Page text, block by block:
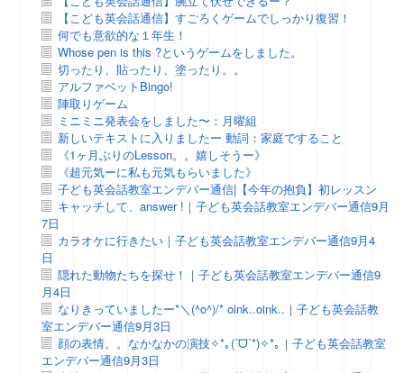
【こども英会話通信】すごろくゲームでしっかり復習！
何でも意欲的な１年生！
Whose pen is this ?というゲームをしました。
切ったり、貼ったり、塗ったり。。
アルファベットBingo!
陣取りゲーム
ミニミニ発表会をしました〜：月曜組
新しいテキストに入りましたー 動詞：家庭ですること
《1ヶ月ぶりのLesson。。嬉しそうー》
《超元気ーに私も元気もらいました》
子ども英会話教室エンデバー通信|【今年の抱負】初レッスン
キャッチして、answer !｜子ども英会話教室エンデバー通信9月
7日
カラオケに行きたい｜子ども英会話教室エンデバー通信9月4
日
隠れた動物たちを探せ！｜子ども英会話教室エンデバー通信9
月4日
なりきっていましたー*＼(^o^)/* oink..oink..｜子ども英会話教
室エンデバー通信9月3日
顔の表情。。なかなかの演技✧*｡(ˊᗜˋ*)✧*｡｜子ども英会話教室
エンデバー通信9月3日